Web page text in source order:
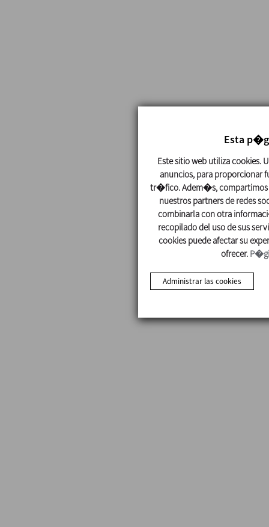
Esta
Este sitio web utiliza cookies.
anuncios, para proporcionar
tr�fico. Adem�s, compartimos
nuestros partners de redes
combinarla con otra
recopilado del uso de sus
cookies puede afectar su
ofrecer.
Administrar las cookies